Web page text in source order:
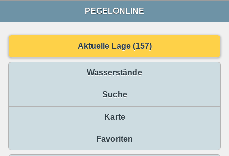
PEGELONLINE
Aktuelle Lage (157)
Wasserstände
Suche
Karte
Favoriten